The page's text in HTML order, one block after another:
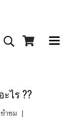
ไร ??
าชม |